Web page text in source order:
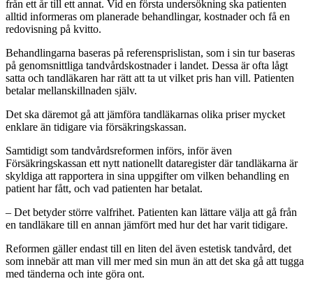
från ett år till ett annat. Vid en första undersökning ska patienten
alltid informeras om planerade behandlingar, kostnader och få en
redovisning på kvitto.
Behandlingarna baseras på referensprislistan, som i sin tur baseras
på genomsnittliga tandvårdskostnader i landet. Dessa är ofta lågt
satta och tandläkaren har rätt att ta ut vilket pris han vill. Patienten
betalar mellanskillnaden själv.
Det ska däremot gå att jämföra tandläkarnas olika priser mycket
enklare än tidigare via försäkringskassan.
Samtidigt som tandvårdsreformen införs, inför även
Försäkringskassan ett nytt nationellt dataregister där tandläkarna är
skyldiga att rapportera in sina uppgifter om vilken behandling en
patient har fått, och vad patienten har betalat.
– Det betyder större valfrihet. Patienten kan lättare välja att gå från
en tandläkare till en annan jämfört med hur det har varit tidigare.
Reformen gäller endast till en liten del även estetisk tandvård, det
som innebär att man vill mer med sin mun än att det ska gå att tugga
med tänderna och inte göra ont.